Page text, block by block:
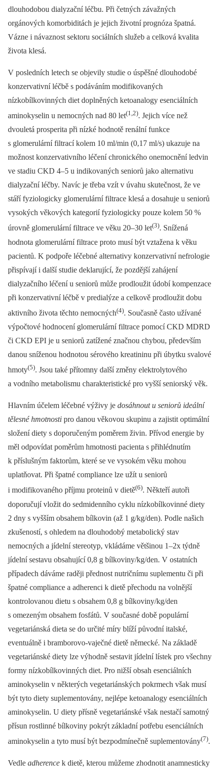
dlouhodobou dialyzační léčbu. Při četných závažných
orgánových komorbiditách je jejich životní prognóza špatná.
Vázne i návaznost sektoru sociálních služeb a celková kvalita
života klesá.
V posledních letech se objevily studie o úspěšné dlouhodobé
konzervativní léčbě s podáváním modifikovaných
nízkobílkovinných diet doplněných ketoanalogy esenciálních
aminokyselin u nemocných nad 80 let(1,2). Jejich více než
dvouletá prosperita při nízké hodnotě renální funkce
s glomerulární filtrací kolem 10 ml/min (0,17 ml/s) ukazuje na
možnost konzervativního léčení chronického onemocnění ledvin
ve stadiu CKD 4–5 u indikovaných seniorů jako alternativu
dialyzační léčby. Navíc je třeba vzít v úvahu skutečnost, že ve
stáří fyziologicky glomerulární filtrace klesá a dosahuje u seniorů
vysokých věkových kategorií fyziologicky pouze kolem 50 %
úrovně glomerulární filtrace ve věku 20–30 let(3). Snížená
hodnota glomerulární filtrace proto musí být vztažena k věku
pacientů. K podpoře léčebné alternativy konzervativní nefrologie
přispívají i další studie deklarující, že pozdější zahájení
dialyzačního léčení u seniorů může prodloužit údobí kompenzace
při konzervativní léčbě v predialýze a celkově prodloužit dobu
aktivního života těchto nemocných(4). Současně často užívané
výpočtové hodnocení glomerulární filtrace pomocí CKD MDRD
či CKD EPI je u seniorů zatížené značnou chybou, především
danou sníženou hodnotou sérového kreatininu při úbytku svalové
hmoty(5). Jsou také přítomny další změny elektrolytového
a vodního metabolismu charakteristické pro vyšší seniorský věk.
Hlavním účelem léčebné výživy je dosáhnout u seniorů ideální
tělesné hmotnosti pro danou věkovou skupinu a zajistit optimální
složení diety s doporučeným poměrem živin. Přívod energie by
měl odpovídat poměrům hmotnosti pacienta s přihlédnutím
k příslušným faktorům, které se ve vysokém věku mohou
uplatňovat. Při špatné compliance lze užít u seniorů
i modifikovaného příjmu proteinů v dietě(6). Někteří autoři
doporučují vložit do sedmidenního cyklu nízkobílkovinné diety
2 dny s vyšším obsahem bílkovin (až 1 g/kg/den). Podle našich
zkušeností, s ohledem na dlouhodobý metabolický stav
nemocných a jídelní stereotyp, vkládáme většinou 1–2x týdně
jídelní sestavu obsahující 0,8 g bílkoviny/kg/den. V ostatních
případech dáváme raději přednost nutričnímu suplementu či při
špatné compliance a adherenci k dietě přechodu na volnější
kontrolovanou dietu s obsahem 0,8 g bílkoviny/kg/den
s omezeným obsahem fosfátů. V současné době populární
vegetariánská dieta se do určité míry blíží původní italské,
eventuálně i bramborovo-vaječné dietě německé. Na základě
vegetariánské diety lze výhodně sestavit jídelní lístek pro všechny
formy nízkobílkovinných diet. Pro nižší obsah esenciálních
aminokyselin v některých vegetariánských pokrmech však musí
být tyto diety suplementovány, nejlépe ketoanalogy esenciálních
aminokyselin. U diety přísně vegetariánské však nestačí samotný
přísun rostlinné bílkoviny pokrýt základní potřebu esenciálních
aminokyselin a tyto musí být bezpodmínečně suplementovány(7).
Vedle adherence k dietě, kterou můžeme zhodnotit anamnesticky